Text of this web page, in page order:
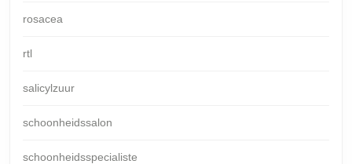
rosacea
rtl
salicylzuur
schoonheidssalon
schoonheidsspecialiste